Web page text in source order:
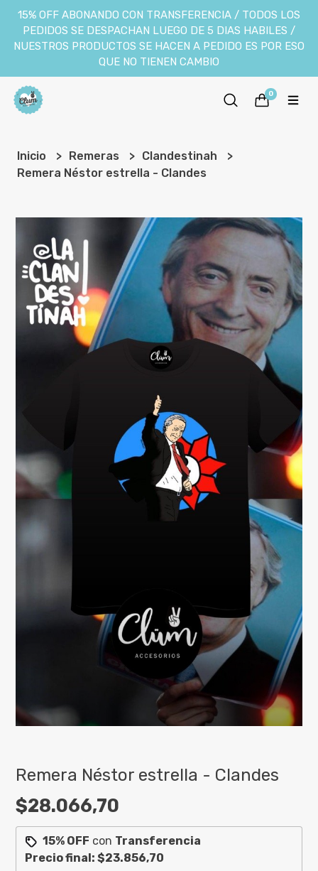
15% OFF ABONANDO CON TRANSFERENCIA / TODOS LOS
PEDIDOS SE DESPACHAN LUEGO DE 5 DIAS HABILES /
NUESTROS PRODUCTOS SE HACEN A PEDIDO ES POR ESO
QUE NO TIENEN CAMBIO
0
Inicio Remeras
Clandestinah
Remera Néstor estrella - Clandes
Remera Néstor estrella - Clandes
$28.066,70
15% OFF con Transferencia
Precio final:$23.856,70